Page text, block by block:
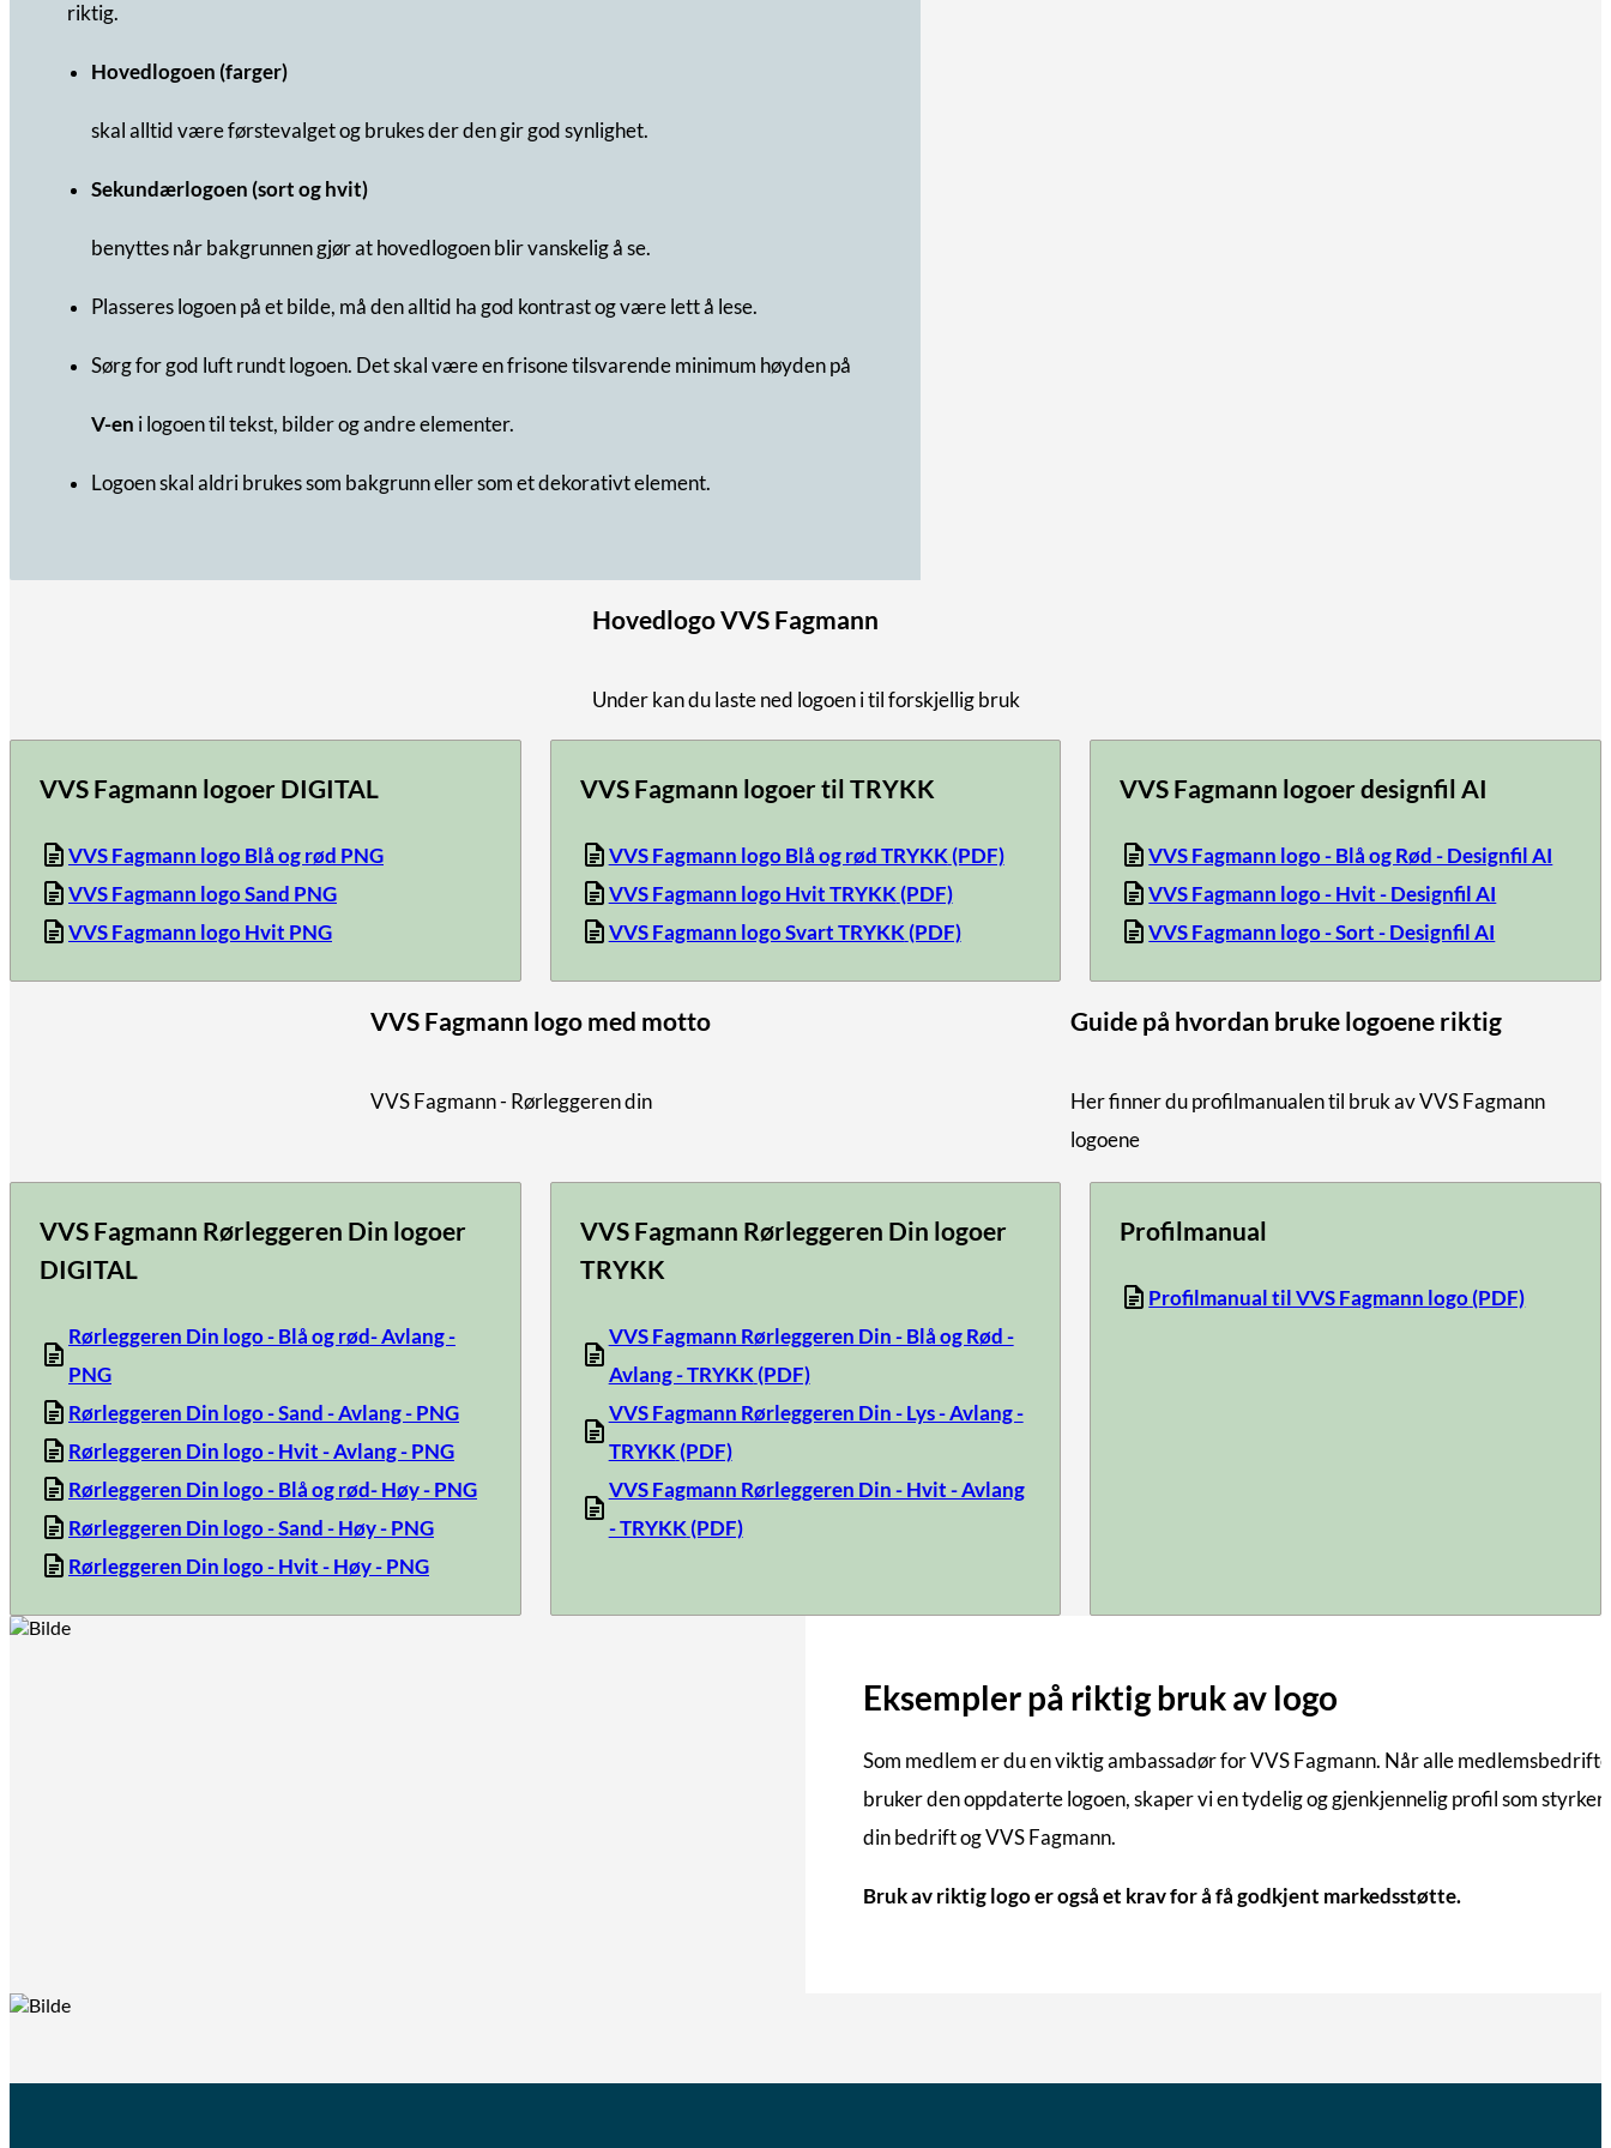
riktig.
Hovedlogoen (farger)
skal alltid være førstevalget og brukes der den gir god synlighet.
Sekundærlogoen (sort og hvit)
benyttes når bakgrunnen gjør at hovedlogoen blir vanskelig å se.
Plasseres logoen på et bilde, må den alltid ha god kontrast og være lett å lese.
Sørg for god luft rundt logoen. Det skal være en frisone tilsvarende minimum høyden på
V-en i logoen til tekst, bilder og andre elementer.
Logoen skal aldri brukes som bakgrunn eller som et dekorativt element.
Hovedlogo VVS Fagmann
Under kan du laste ned logoen i til forskjellig bruk
VVS Fagmann logoer DIGITAL
VVS Fagmann logo Blå og rød PNG
VVS Fagmann logo Sand PNG
VVS Fagmann logo Hvit PNG
VVS Fagmann logoer til TRYKK
VVS Fagmann logo Blå og rød TRYKK (PDF)
VVS Fagmann logo Hvit TRYKK (PDF)
VVS Fagmann logo Svart TRYKK (PDF)
VVS Fagmann logoer designfil AI
VVS Fagmann logo - Blå og Rød - Designfil AI
VVS Fagmann logo - Hvit - Designfil AI
VVS Fagmann logo - Sort - Designfil AI
VVS Fagmann logo med motto
VVS Fagmann - Rørleggeren din
Guide på hvordan bruke logoene riktig
Her finner du profilmanualen til bruk av VVS Fagmann
logoene
VVS Fagmann Rørleggeren Din logoer
DIGITAL
Rørleggeren Din logo - Blå og rød- Avlang -
PNG
Rørleggeren Din logo - Sand - Avlang - PNG
Rørleggeren Din logo - Hvit - Avlang - PNG
Rørleggeren Din logo - Blå og rød- Høy - PNG
Rørleggeren Din logo - Sand - Høy - PNG
Rørleggeren Din logo - Hvit - Høy - PNG
VVS Fagmann Rørleggeren Din logoer
TRYKK
VVS Fagmann Rørleggeren Din - Blå og Rød -
Avlang - TRYKK (PDF)
VVS Fagmann Rørleggeren Din - Lys - Avlang -
TRYKK (PDF)
VVS Fagmann Rørleggeren Din - Hvit - Avlang
- TRYKK (PDF)
Profilmanual
Profilmanual til VVS Fagmann logo(PDF)
Eksempler på riktig bruk av logo
Som medlem er du en viktig ambassadør for VVS Fagmann. Når alle
bruker den oppdaterte logoen, skaper vi en tydelig og gjenkjennelig profil som styrker
din bedrift og VVS Fagmann.
Bruk av riktig logo er også et krav for å få godkjent markedsstøtte.